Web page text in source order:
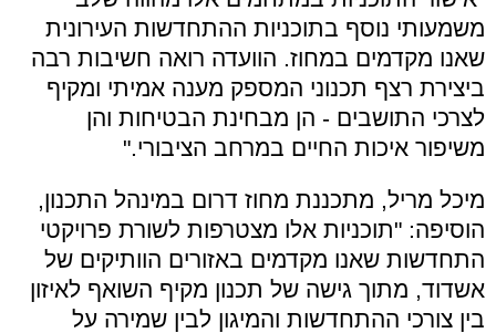
משמעותי נוסף בתוכניות ההתחדשות העירונית
שאנו מקדמים במחוז. הוועדה רואה חשיבות רבה
ביצירת רצף תכנוני המספק מענה אמיתי ומקיף
לצרכי התושבים - הן מבחינת הבטיחות והן
משיפור איכות החיים במרחב הציבורי."
מיכל מריל, מתכננת מחוז דרום במינהל התכנון,
הוסיפה: "תוכניות אלו מצטרפות לשורת פרויקטי
התחדשות שאנו מקדמים באזורים הוותיקים של
אשדוד, מתוך גישה של תכנון מקיף השואף לאיזון
בין צורכי ההתחדשות והמיגון לבין שמירה על